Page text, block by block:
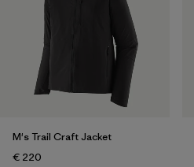
M's Trail Craft Jacket
€ 220